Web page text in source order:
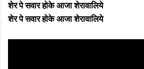
शेर पे सवार होके आजा शेरावालिये
शेर पे सवार होके आजा शेरावालिये